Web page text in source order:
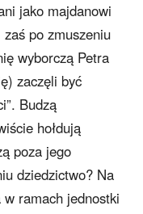
jako majdanowi
po zmuszeniu
wyborczą Petra
zaczęli być
Budzą
hołdują
poza jego
dziedzictwo? Na
w ramach jednostki